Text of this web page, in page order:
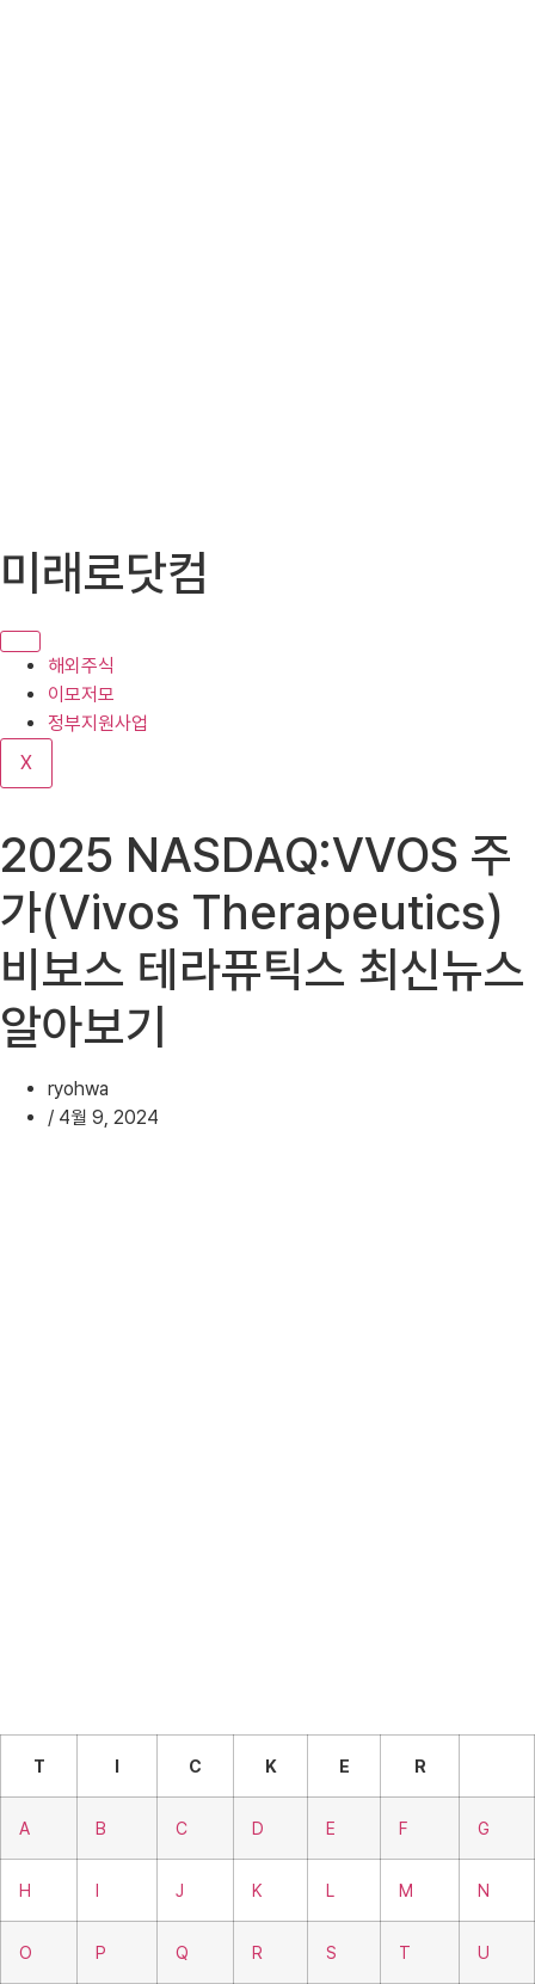
텐
로
기
미래로닷컴
해외주식
이모저모
정부지원사업
X
2025 NASDAQ:VVOS 주
가(Vivos Therapeutics)
비보스 테라퓨틱스 최신뉴스
알아보기
ryohwa
/ 4월 9, 2024
T I C K E R
A B C D E F G
H I J K L M N
O P Q R S T U